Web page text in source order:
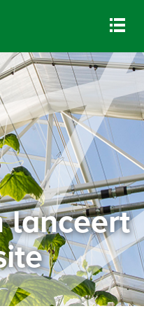
lanceert